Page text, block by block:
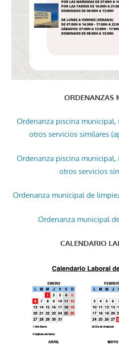
ORDENANZAS
Ordenanza piscina
otros servicios similares
Ordenanza piscina
otros servicios
Ordenanza municipal de
Ordenanza municipal
CALENDARIO